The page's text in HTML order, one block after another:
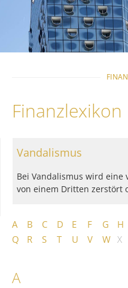
Finanzlexikon
A B C D E F G H
Q
R S T U V W X
A
Vandalismus
Bei Vandalismus wird eine
von einem Dritten zerstört